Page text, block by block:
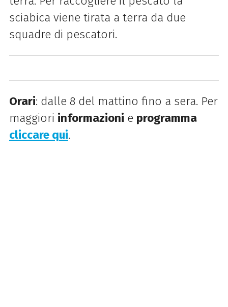
sciabica viene tirata a terra da due
squadre di pescatori.
Orari: dalle 8 del mattino fino a sera. Per
maggiori informazioni e programma
cliccare qui.